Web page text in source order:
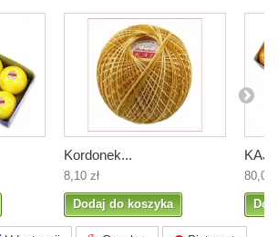
Kordonek...
8,10 zł
Dodaj do koszyka
80,00